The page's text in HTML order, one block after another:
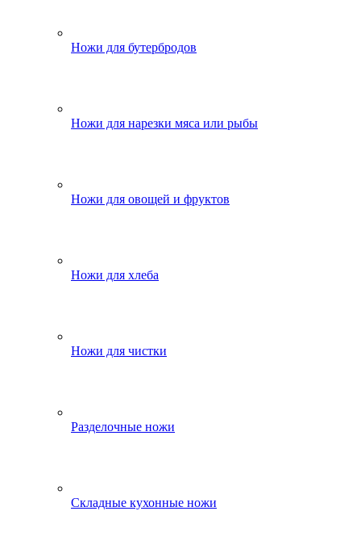
Ножи для бутербродов
Ножи для нарезки мяса или рыбы
Ножи для овощей и фруктов
Ножи для хлеба
Ножи для чистки
Разделочные ножи
Складные кухонные ножи